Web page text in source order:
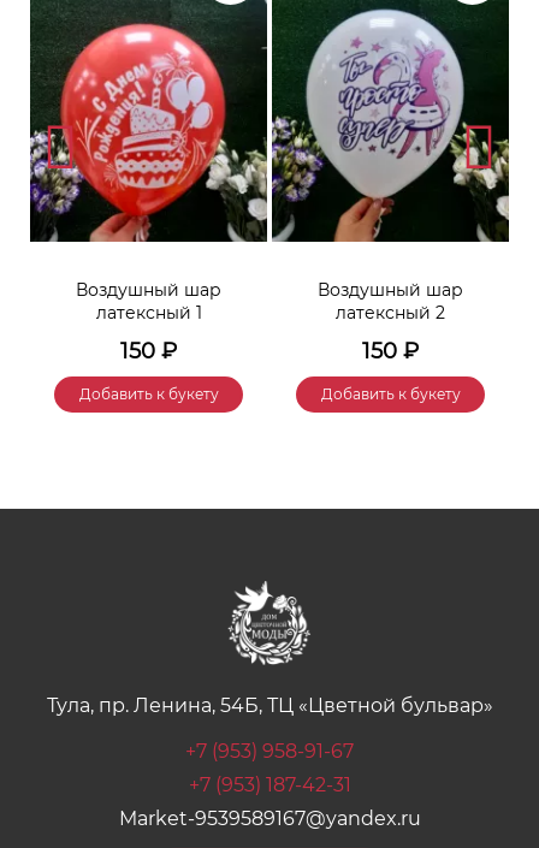
Воздушный шар
латексный 1
150 ₽
Добавить к букету
Воздушный шар
латексный 2
150 ₽
Добавить к букету
Тула, пр. Ленина, 54Б, ТЦ «Цветной бульвар»
+7 (953) 958-91-67
+7 (953) 187-42-31
Market-9539589167@yandex.ru